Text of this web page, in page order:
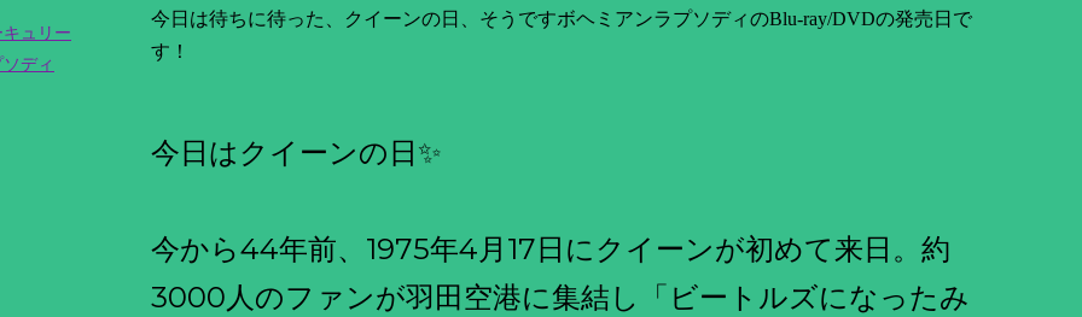
ュリー
ディ
今日は待ちに待った、クイーンの日、そうですボヘミアンラプソディのBlu-ray/DVDの発売日で
す！
今日はクイーンの日✨
今から44年前、1975年4月17日にクイーンが初めて来日。約
3000人のファンが羽田空港に集結し「ビートルズになったみ